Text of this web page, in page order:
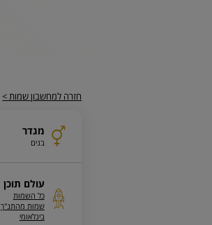
חזרה למחשבון שמות >
מגדר
בנים
עולם תוכן
כל השמות
שמות מהתנ"ך
בינלאומי